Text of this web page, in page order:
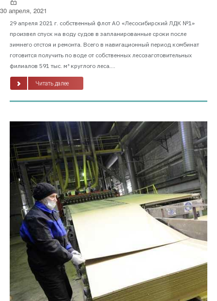
30 апреля, 2021
29 апреля 2021 г. собственный флот АО «Лесосибирский ЛДК №1»
произвел спуск на воду судов в запланированные сроки после
зимнего отстоя и ремонта. Всего в навигационный период комбинат
готовится получить по воде от собственных лесозаготовительных
филиалов 591 тыс. м³ круглого леса....
Читать далее